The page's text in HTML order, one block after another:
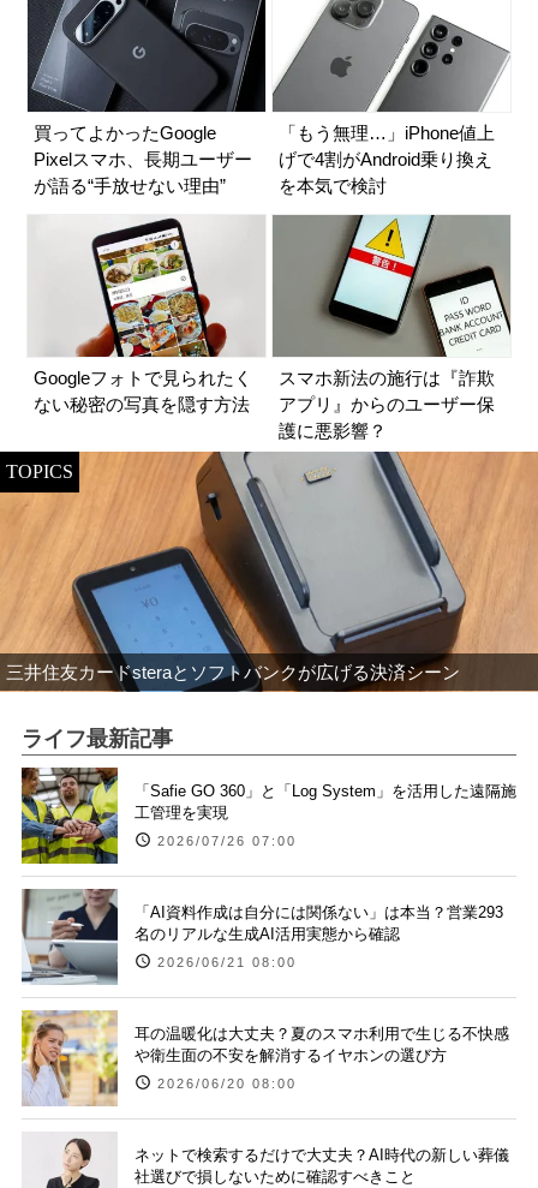
買ってよかったGoogle
Pixelスマホ、長期ユーザー
が語る“手放せない理由”
「もう無理…」iPhone値上
げで4割がAndroid乗り換え
を本気で検討
Googleフォトで見られたく
ない秘密の写真を隠す方法
スマホ新法の施行は『詐欺
アプリ』からのユーザー保
護に悪影響？
TOPICS
三井住友カードsteraとソフトバンクが広げる決済シーン
ライフ最新記事
「Safie GO 360」と「Log System」を活用した遠隔施
工管理を実現
2026/07/26 07:00
「AI資料作成は自分には関係ない」は本当？営業293
名のリアルな生成AI活用実態から確認
2026/06/21 08:00
耳の温暖化は大丈夫？夏のスマホ利用で生じる不快感
や衛生面の不安を解消するイヤホンの選び方
2026/06/20 08:00
ネットで検索するだけで大丈夫？AI時代の新しい葬儀
社選びで損しないために確認すべきこと